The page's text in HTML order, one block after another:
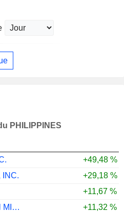
PHILIPPINES
+49,48 %
INC.
+29,18 %
+11,67 %
EAST COAST VULCAN MINING CORPORATION
+11,32 %